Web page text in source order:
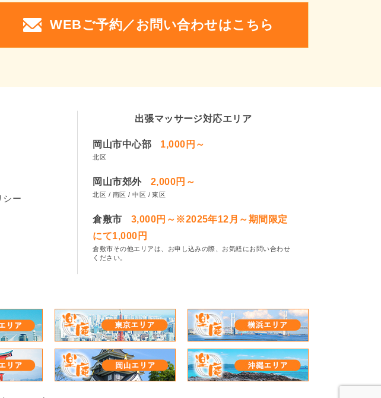
WEBご予約／お問い合わせはこちら
シー
出張マッサージ対応エリア
岡山市中心部 1,000円～
北区
岡山市郊外 2,000円～
北区 / 南区 / 中区 / 東区
倉敷市
3,000円～※2025年12月～期間限定
にて1,000円
倉敷市その他エリアは、お申し込みの際、お気軽にお問い合わせ
ください。